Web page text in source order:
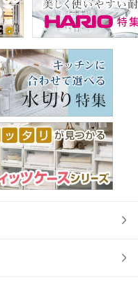
め鍋 ハー